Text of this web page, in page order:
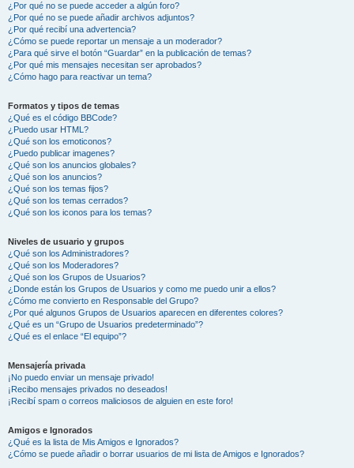
¿Por qué no se puede acceder a algún foro?
¿Por qué no se puede añadir archivos adjuntos?
¿Por qué recibí una advertencia?
¿Cómo se puede reportar un mensaje a un moderador?
¿Para qué sirve el botón “Guardar” en la publicación de temas?
¿Por qué mis mensajes necesitan ser aprobados?
¿Cómo hago para reactivar un tema?
Formatos y tipos de temas
¿Qué es el código BBCode?
¿Puedo usar HTML?
¿Qué son los emoticonos?
¿Puedo publicar imagenes?
¿Qué son los anuncios globales?
¿Qué son los anuncios?
¿Qué son los temas fijos?
¿Qué son los temas cerrados?
¿Qué son los iconos para los temas?
Niveles de usuario y grupos
¿Qué son los Administradores?
¿Qué son los Moderadores?
¿Qué son los Grupos de Usuarios?
¿Donde están los Grupos de Usuarios y como me puedo unir a ellos?
¿Cómo me convierto en Responsable del Grupo?
¿Por qué algunos Grupos de Usuarios aparecen en diferentes colores?
¿Qué es un “Grupo de Usuarios predeterminado”?
¿Qué es el enlace “El equipo”?
Mensajería privada
¡No puedo enviar un mensaje privado!
¡Recibo mensajes privados no deseados!
¡Recibí spam o correos maliciosos de alguien en este foro!
Amigos e Ignorados
¿Qué es la lista de Mis Amigos e Ignorados?
¿Cómo se puede añadir o borrar usuarios de mi lista de Amigos e Ignorados?